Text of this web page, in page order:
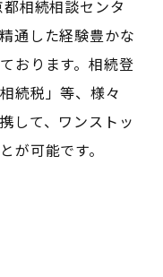
相続相談センタ
通した経験豊かな
おります。相続登
続税」等、様々
して、ワンストッ
が可能です。